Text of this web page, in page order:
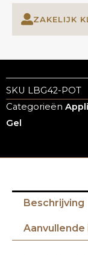
ZAKELIJK
SKU LBG42-POT
Categorieën
Gel
Beschrijving